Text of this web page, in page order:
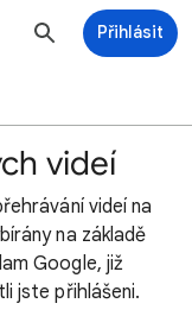
Přihlásit
videí
videí na
na základě
Google, již
jste přihlášeni.